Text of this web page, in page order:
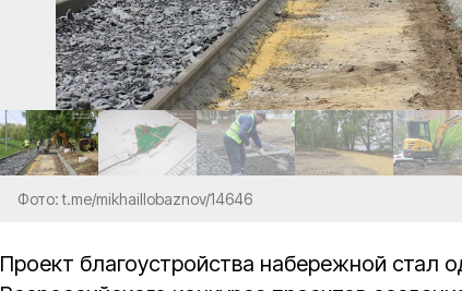
Фото: t.me/mikhaillobaznov/14646
Проект благоустройства набережной стал